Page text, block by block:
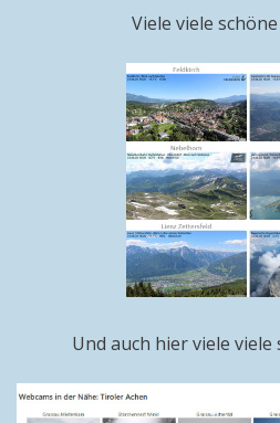
Viele viele
Und auch hier viele viele